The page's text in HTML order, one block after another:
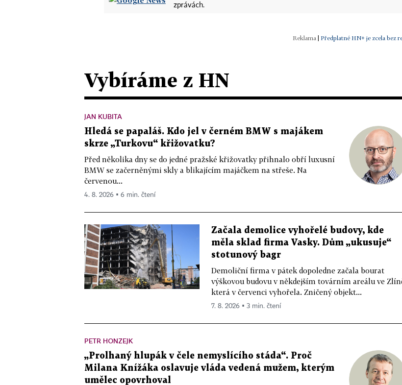
zprávách.
Předplatné HN+ je zcela bez
Vybíráme z HN
JAN KUBITA
Hledá se papaláš. Kdo jel v černém BMW s majákem
skrze „Turkovu“ křižovatku?
Před několika dny se do jedné pražské křižovatky přihnalo obří luxusní
BMW se začerněnými skly a blikajícím majáčkem na střeše. Na
červenou...
4. 8. 2026 ▪ 6 min. čtení
Začala demolice vyhořelé budovy, kde
měla sklad firma Vasky. Dům „ukusuje“
stotunový bagr
Demoliční firma v pátek dopoledne začala bourat
výškovou budovu v někdejším továrním areálu ve
která v červenci vyhořela. Zničený objekt...
7. 8. 2026 ▪ 3 min. čtení
PETR HONZEJK
„Prolhaný hlupák v čele nemyslícího stáda“. Proč
Milana Knížáka oslavuje vláda vedená mužem, kterým
umělec opovrhoval